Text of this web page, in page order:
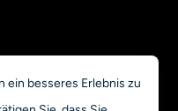
ein besseres Erlebnis zu